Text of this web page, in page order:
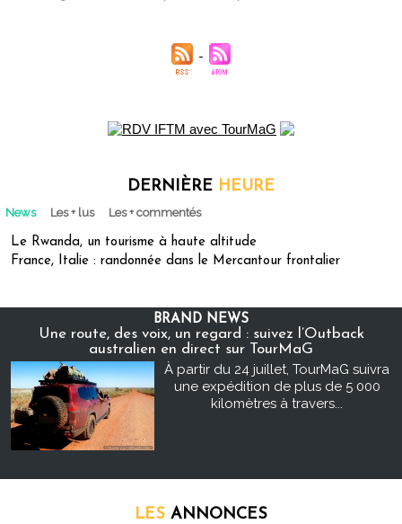
DERNIÈRE HEURE
News Les + lus Les + commentés
Le Rwanda, un tourisme à haute altitude
France, Italie : randonnée dans le Mercantour frontalier
BRAND NEWS
Une route, des voix, un regard : suivez l’Outback
australien en direct sur TourMaG
À partir du 24 juillet, TourMaG suivra
une expédition de plus de 5 000
kilomètres à travers...
LES ANNONCES